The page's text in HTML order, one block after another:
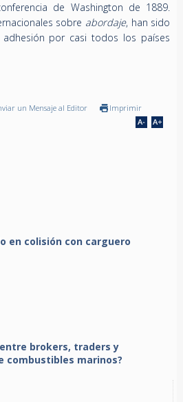
de Washington de 1889.
sobre abordaje, han sido
por casi todos los países
un Mensaje al Editor Imprimir
en colisión con carguero
brokers, traders y
combustibles marinos?